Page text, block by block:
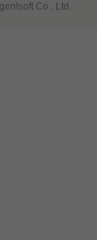
Co., Ltd.